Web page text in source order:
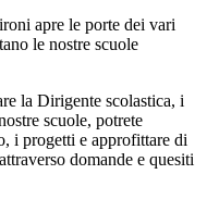
apre le porte dei vari
le nostre scuole
la Dirigente scolastica, i
scuole, potrete
i progetti e approfittare di
domande e quesiti